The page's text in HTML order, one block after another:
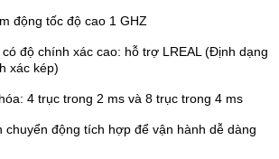
động tốc độ cao 1 GHZ
độ chính xác cao: hỗ trợ LREAL (Định dạng
xác kép)
4 trục trong 2 ms và 8 trục trong 4 ms
chuyển động tích hợp để vận hành dễ dàng